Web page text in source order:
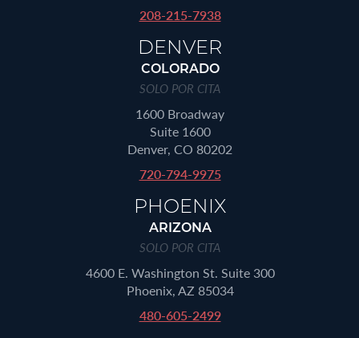
208-215-7938
DENVER
COLORADO
SOLO POR CITA
1600 Broadway
Suite 1600
Denver, CO 80202
720-794-9975
PHOENIX
ARIZONA
SOLO POR CITA
4600 E. Washington St. Suite 300
Phoenix, AZ 85034
480-605-2499